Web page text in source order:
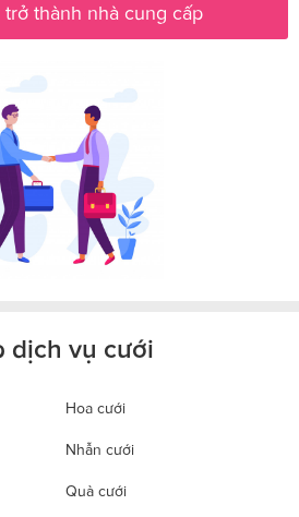
thành nhà cung cấp
dịch vụ cưới
Hoa cưới
Nhẫn cưới
Quà cưới